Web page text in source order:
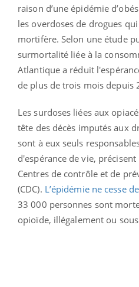
raison d’une épidémie
les overdoses de drogues
mortifère. Selon une étude
surmortalité liée à la
Atlantique a réduit
de plus de trois mois depuis
Les surdoses liées aux
tête des décès imputés aux
sont à eux seuls
d'espérance de vie,
Centres de contrôle et de
(CDC). L’épidémie ne cesse
33 000 personnes sont
opioïde, illégalement ou